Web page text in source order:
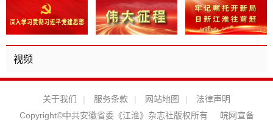
视频
关于我们 | 服务条款 | 网站地图 |
法律声明
Copyright©中共安徽省委《江淮》杂志社版权所有
皖网宣备